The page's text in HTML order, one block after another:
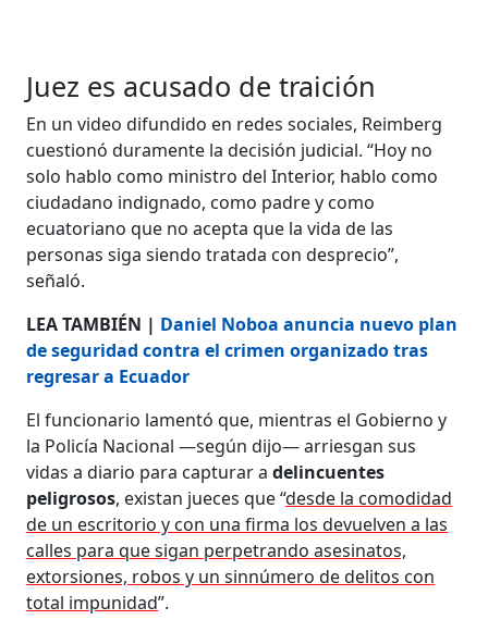
Juez es acusado de traición
En un video difundido en redes sociales, Reimberg
cuestionó duramente la decisión judicial. “Hoy no
solo hablo como ministro del Interior, hablo como
ciudadano indignado, como padre y como
ecuatoriano que no acepta que la vida de las
personas siga siendo tratada con desprecio”,
señaló.
LEA TAMBIÉN | Daniel Noboa anuncia nuevo plan
de seguridad contra el crimen organizado tras
regresar a Ecuador
El funcionario lamentó que, mientras el Gobierno y
la Policía Nacional —según dijo— arriesgan sus
vidas a diario para capturar adelincuentes
peligrosos, existan jueces que “desde la comodidad
de un escritorio y con una firma los devuelven a las
calles para que sigan perpetrando asesinatos,
extorsiones, robos y un sinnúmero de delitos con
total impunidad”.